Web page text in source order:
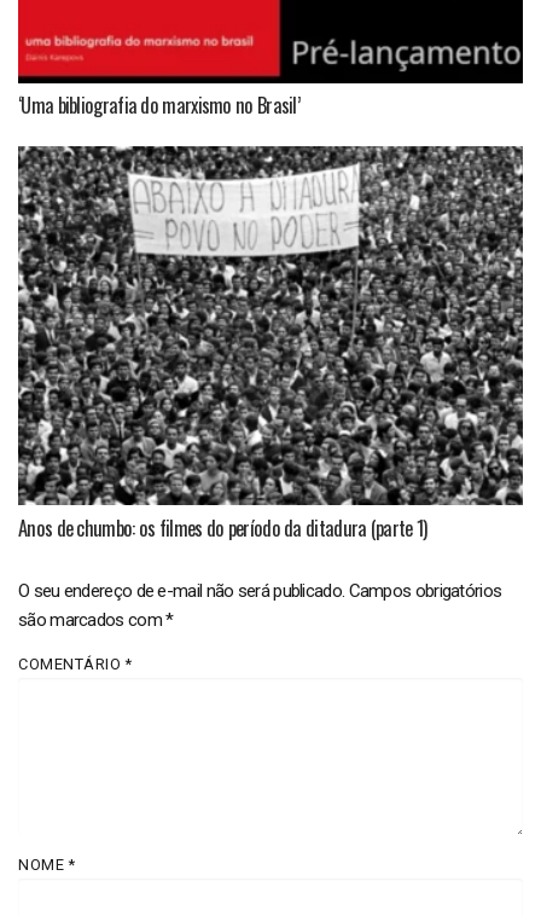
‘Uma bibliografia do marxismo no Brasil’
Anos de chumbo: os filmes do período da ditadura (parte 1)
O seu endereço de e-mail não será publicado. Campos obrigatórios
são marcados com*
COMENTÁRIO*
NOME*